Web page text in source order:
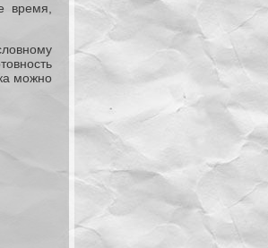
время,
можно